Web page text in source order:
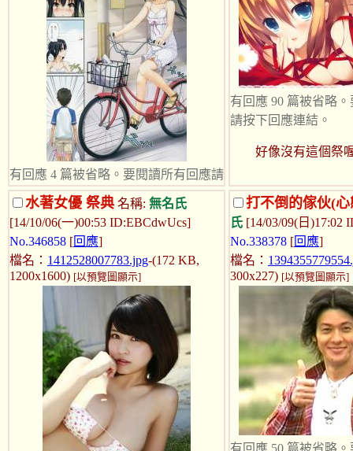
有回應 4 篇被省略。要閱讀所有回應請
按下回應連結。
想來祭看看 自從知道這本就
回不去(艸
三次元 二次元都行喔
事實上想找一張三次元雜誌翻
拍穿著碎花連身洋裝
好像才14歲的樣子...? 名子裡
好像有葉字
有回應 90 篇被省略
請按下回應連結。
好像沒有這個祭
水著女優 祭典 名稱: 無名氏
[14/10/06(一)00:53 ID:EBCdwUcs]
No.346858 [回應]
檔名： 1412528007783.jpg-(172 KB,
1200x1600) [以預覽圖顯示]
打不倒的傢伙(
氏 [14/03/09(日)17:02
No.338378 [回應]
檔名：
300x227) [以預覽圖顯示]
有回應 50 篇被省略